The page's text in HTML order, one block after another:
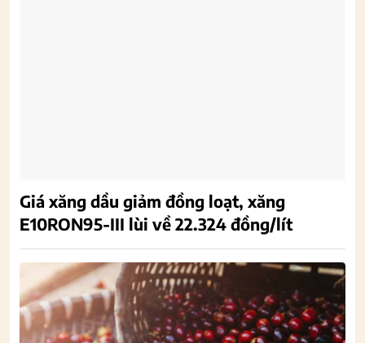
Giá xăng dầu giảm đồng loạt, xăng
E10RON95-III lùi về 22.324 đồng/lít